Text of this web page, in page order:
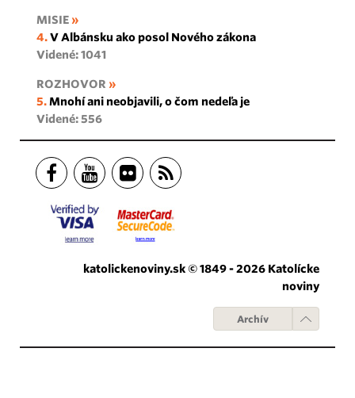
MISIE
V Albánsku ako posol Nového zákona
Videné: 1041
ROZHOVOR
Mnohí ani neobjavili, o čom nedeľa je
Videné: 556
katolickenoviny.sk © 1849 - 2026 Katolícke
noviny
Archív